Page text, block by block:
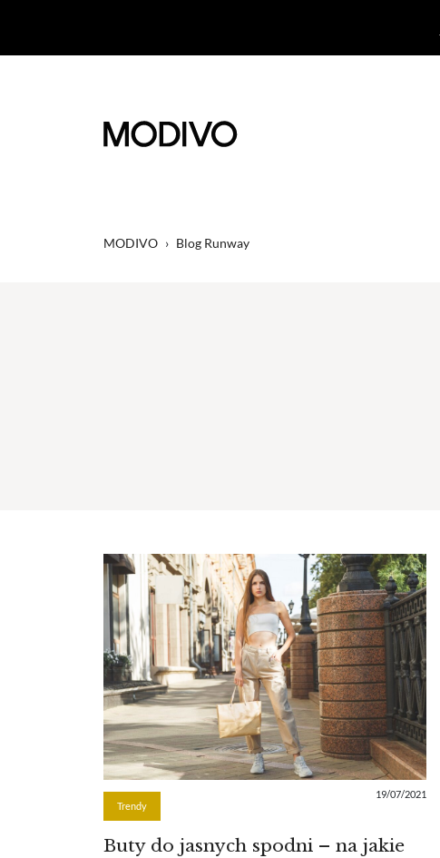
MODIVO › Blog Runway
Trendy
19/07/2021
Buty do jasnych spodni – na jakie